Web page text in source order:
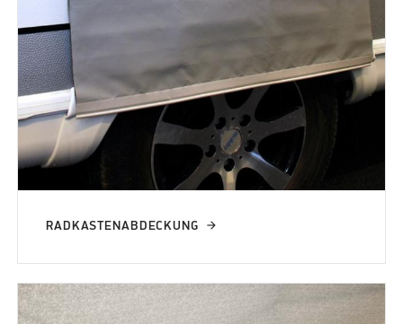
RADKASTENABDECKUNG